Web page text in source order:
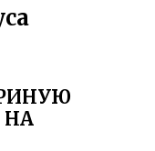
НА